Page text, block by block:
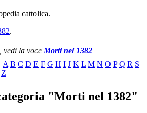
cattolica.
.
vedi la voceMorti nel 1382
A B C D E F G H I J K L M N O P Q R S
Z
"Morti nel 1382"